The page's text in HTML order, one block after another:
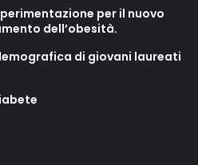
per il nuovo
dell’obesità.
di giovani laureati